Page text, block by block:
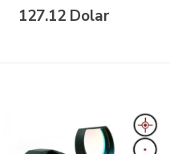
127.12 Dolar